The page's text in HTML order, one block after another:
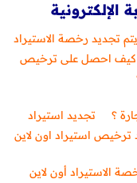
الإلكترونية
تجديد رخصة الاستيراد
كيف احصل على ترخيص
؟
تجديد استيراد
ترخيص استيراد اون لاين
الاستيراد أون لاين